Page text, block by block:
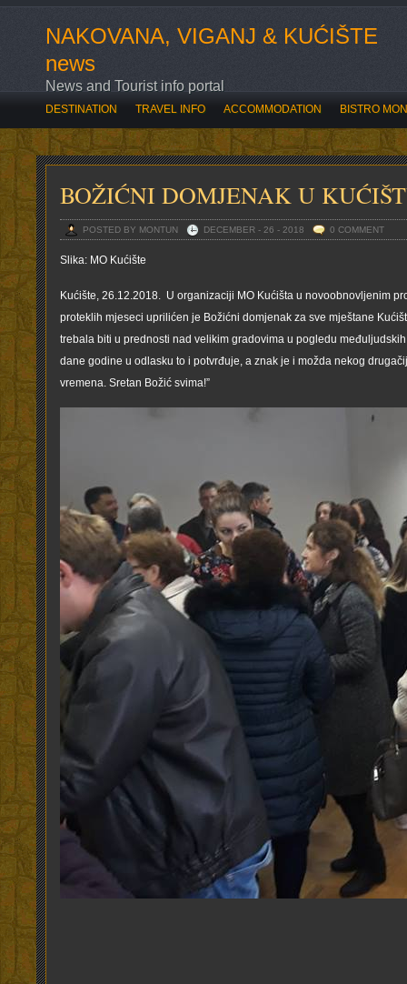
NAKOVANA, VIGANJ & KUĆIŠTE
news
News and Tourist info portal
DESTINATION TRAVEL INFO ACCOMMODATION BISTRO
SVE O OVOGODIŠNJOJ ROZARIADI BOĆARI OTVORILI ROZARIADU
BOŽIĆNI DOMJENAK U
POSTED BY MONTUN DECEMBER - 26 - 2018 0 COMMENT
Slika: MO Kućište
Kućište, 26.12.2018. U organizaciji MO Kućišta u novoobnovljenim
proteklih mjeseci uprilićen je Božićni domjenak za sve mještane
trebala biti u prednosti nad velikim gradovima u pogledu
dane godine u odlasku to i potvrđuje, a znak je i možda nekog
vremena. Sretan Božić svima!”